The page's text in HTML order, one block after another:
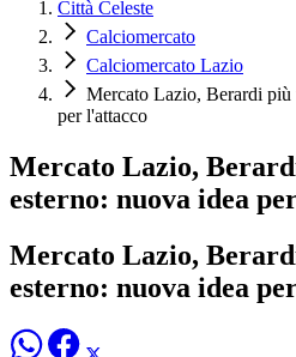
Città Celeste
Calciomercato
Calciomercato Lazio
Mercato Lazio, Berardi più
per l'attacco
Mercato Lazio,
esterno: nuova idea
Mercato Lazio,
esterno: nuova idea